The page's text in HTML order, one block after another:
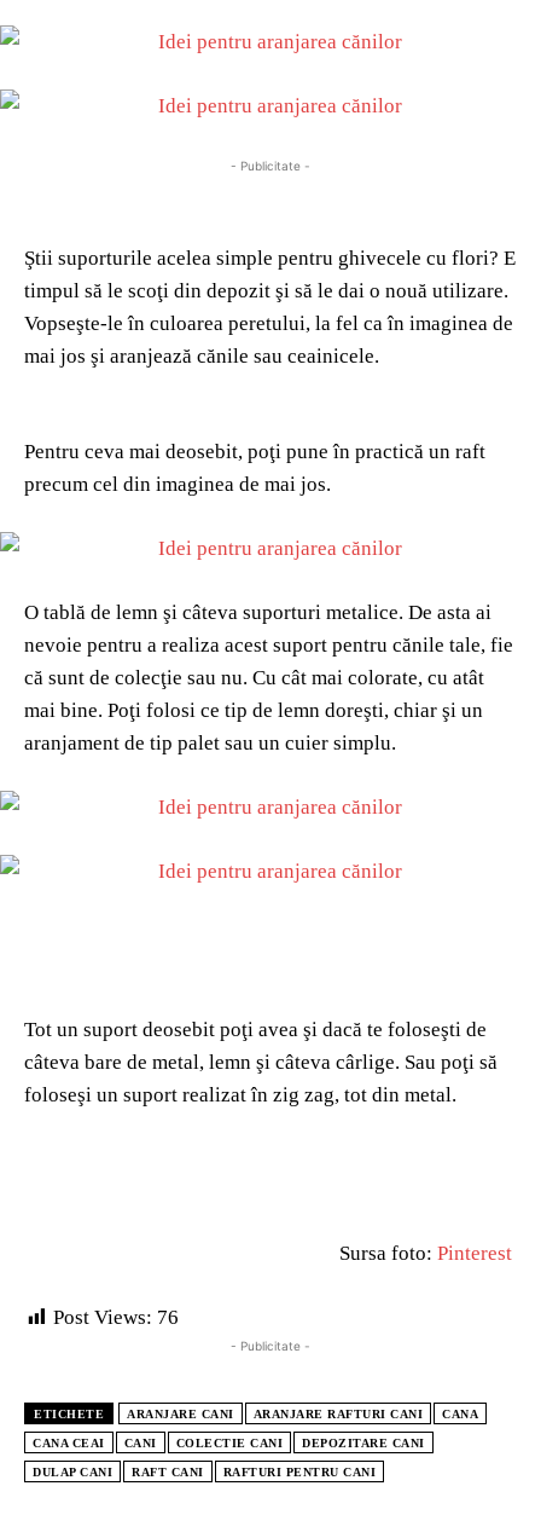
- Publicitate -
Ştii suporturile acelea simple pentru ghivecele cu flori? E
timpul să le scoţi din depozit şi să le dai o nouă utilizare.
Vopseşte-le în culoarea peretului, la fel ca în imaginea de
mai jos şi aranjează cănile sau ceainicele.
Pentru ceva mai deosebit, poţi pune în practică un raft
precum cel din imaginea de mai jos.
O tablă de lemn şi câteva suporturi metalice. De asta ai
nevoie pentru a realiza acest suport pentru cănile tale, fie
că sunt de colecţie sau nu. Cu cât mai colorate, cu atât
mai bine. Poţi folosi ce tip de lemn doreşti, chiar şi un
aranjament de tip palet sau un cuier simplu.
Tot un suport deosebit poţi avea şi dacă te foloseşti de
câteva bare de metal, lemn şi câteva cârlige. Sau poţi să
foloseşi un suport realizat în zig zag, tot din metal.
Sursa foto: Pinterest
Post Views: 76
- Publicitate -
ETICHETE ARANJARE CANI ARANJARE RAFTURI CANI CANA
CANA CEAI CANI COLECTIE CANI DEPOZITARE CANI
DULAP CANI RAFT CANI RAFTURI PENTRU CANI